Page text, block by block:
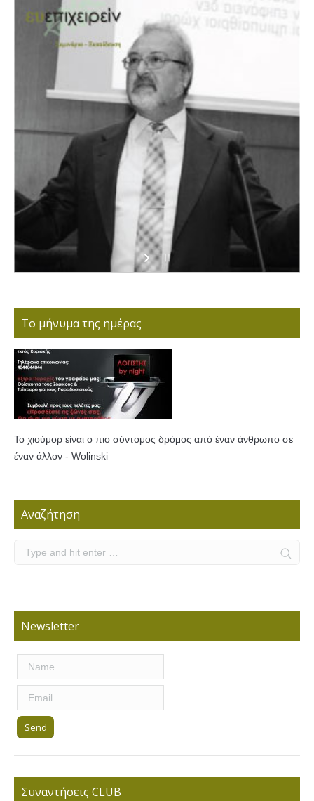
Το μήνυμα της ημέρας
Το χιούμορ είναι ο πιο σύντομος δρόμος από έναν άνθρωπο σε
έναν άλλον - Wolinski
Αναζήτηση
Newsletter
Συναντήσεις CLUB